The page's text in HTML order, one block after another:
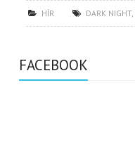
HÍR DARK NIGHT,
FACEBOOK